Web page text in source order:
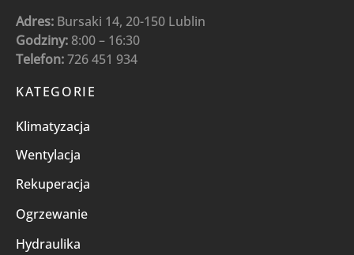
Adres: Bursaki 14, 20-150 Lublin
Godziny: 8:00 – 16:30
Telefon:726 451 934
KATEGORIE
Klimatyzacja
Wentylacja
Rekuperacja
Ogrzewanie
Hydraulika